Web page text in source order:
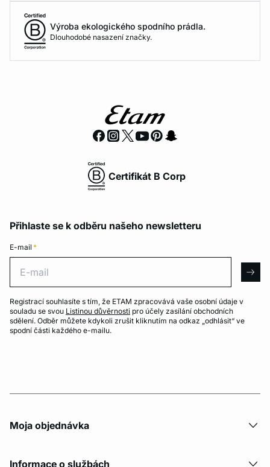
Výroba ekologického spodního prádla.
Dlouhodobé nasazení značky.
Certifikát B Corp
Přihlaste se k odběru našeho newsletteru
E-mail *
Registrací souhlasíte s tím, že ETAM zpracovává vaše osobní údaje v
souladu se svou Listinou důvěrnosti pro účely zasílání obchodních
sdělení. Odběr můžete kdykoli zrušit kliknutím na odkaz „odhlásit“ ve
spodní části každého e-mailu.
Moja objednávka
Informace o službách